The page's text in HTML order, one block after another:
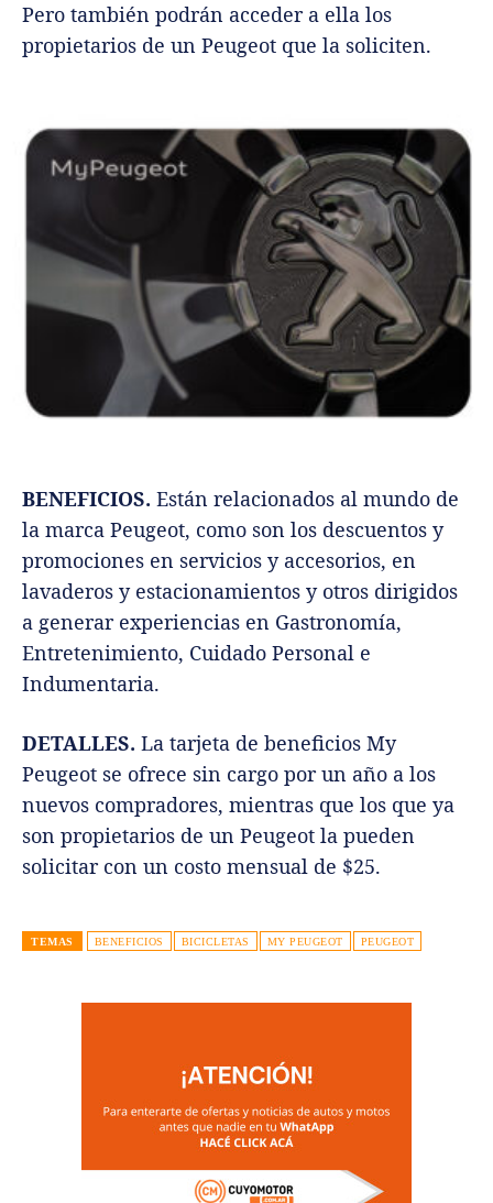
Pero también podrán acceder a ella los
propietarios de un Peugeot que la soliciten.
BENEFICIOS. Están relacionados al mundo de
la marca Peugeot, como son los descuentos y
promociones en servicios y accesorios, en
lavaderos y estacionamientos y otros dirigidos
a generar experiencias en Gastronomía,
Entretenimiento, Cuidado Personal e
Indumentaria.
DETALLES. La tarjeta de beneficios My
Peugeot se ofrece sin cargo por un año a los
nuevos compradores, mientras que los que ya
son propietarios de un Peugeot la pueden
solicitar con un costo mensual de $25.
TEMAS BENEFICIOS BICICLETAS MY PEUGEOT PEUGEOT